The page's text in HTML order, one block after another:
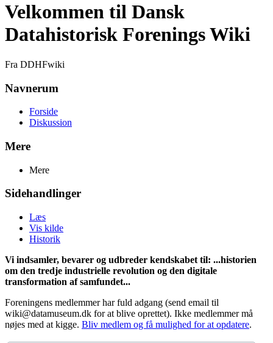
Velkommen til Dansk
Datahistorisk Forenings Wiki
Fra DDHFwiki
Navnerum
Forside
Diskussion
Mere
Mere
Sidehandlinger
Læs
Vis kilde
Historik
Vi indsamler, bevarer og udbreder kendskabet til: ...historien
om den tredje industrielle revolution og den digitale
transformation af samfundet...
Foreningens medlemmer har fuld adgang (send email til
wiki@datamuseum.dk for at blive oprettet). Ikke medlemmer må
nøjes med at kigge. Bliv medlem og få mulighed for at opdatere.